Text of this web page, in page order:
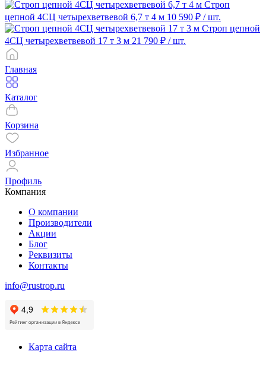
Строп
цепной 4СЦ четырехветвевой 6,7 т 4 м 10 590 ₽ / шт.
Строп цепной
4СЦ четырехветвевой 17 т 3 м 21 790 ₽ / шт.
Главная
Каталог
Корзина
Избранное
Профиль
Компания
О компании
Производители
Акции
Блог
Реквизиты
Контакты
info@rustrop.ru
Карта сайта